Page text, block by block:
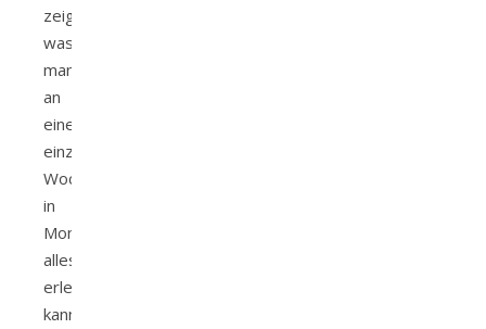
zeigen,
was
man
an
einem
einzigen
Wochenende
in
Montenegro
alles
erleben
kann!